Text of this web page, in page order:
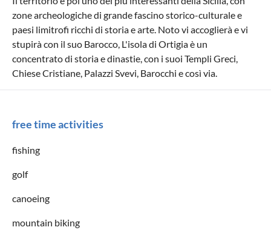
zone archeologiche di grande fascino storico-culturale e
paesi limitrofi ricchi di storia e arte. Noto vi accoglierà e vi
stupirà con il suo Barocco, L'isola di Ortigia è un
concentrato di storia e dinastie, con i suoi Templi Greci,
Chiese Cristiane, Palazzi Svevi, Barocchi e così via.
free time activities
fishing
golf
canoeing
mountain biking